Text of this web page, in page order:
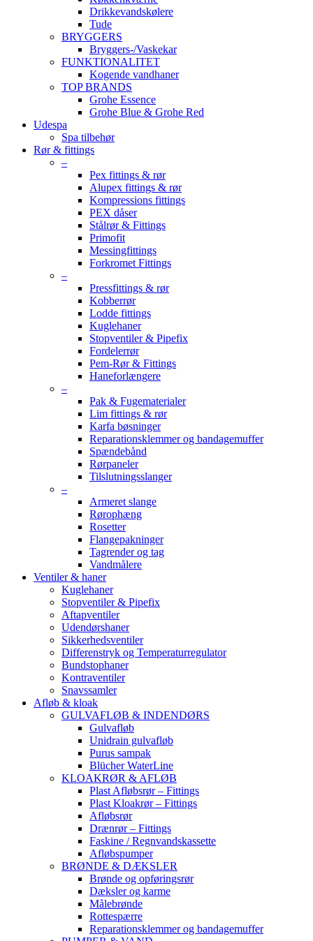
Drikkevandskølere
Tude
BRYGGERS
Bryggers-/Vaskekar
FUNKTIONALITET
Kogende vandhaner
TOP BRANDS
Grohe Essence
Grohe Blue & Grohe Red
Udespa
Spa tilbehør
Rør & fittings
–
Pex fittings & rør
Alupex fittings & rør
Kompressions fittings
PEX dåser
Stålrør & Fittings
Primofit
Messingfittings
Forkromet Fittings
–
Pressfittings & rør
Kobberrør
Lodde fittings
Kuglehaner
Stopventiler & Pipefix
Fordelerrør
Pem-Rør & Fittings
Haneforlængere
–
Pak & Fugematerialer
Lim fittings & rør
Karfa bøsninger
Reparationsklemmer og bandagemuffer
Spændebånd
Rørpaneler
Tilslutningsslanger
–
Armeret slange
Rørophæng
Rosetter
Flangepakninger
Tagrender og tag
Vandmålere
Ventiler & haner
Kuglehaner
Stopventiler & Pipefix
Aftapventiler
Udendørshaner
Sikkerhedsventiler
Differenstryk og Temperaturregulator
Bundstophaner
Kontraventiler
Snavssamler
Afløb & kloak
GULVAFLØB & INDENDØRS
Gulvafløb
Unidrain gulvafløb
Purus sampak
Blücher WaterLine
KLOAKRØR & AFLØB
Plast Afløbsrør – Fittings
Plast Kloakrør – Fittings
Afløbsrør
Drænrør – Fittings
Faskine / Regnvandskassette
Afløbspumper
BRØNDE & DÆKSLER
Brønde og opføringsrør
Dæksler og karme
Målebrønde
Rottespærre
Reparationsklemmer og bandagemuffer